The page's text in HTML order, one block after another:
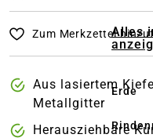
Alles
Erde
Zum Merkzettel
Aus lasiertem
Metallgitter
Herausziehbare